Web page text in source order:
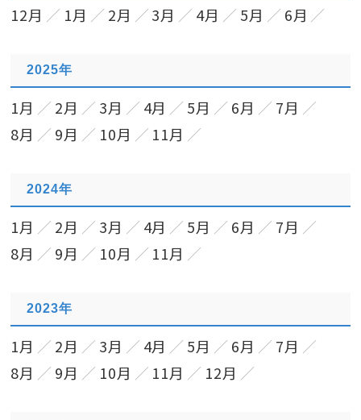
12月 1月 2月 3月 4月 5月 6月
2025年
1月 2月 3月 4月 5月 6月
7月
8月
9月 10月 11月
2024年
1月 2月 3月 4月 5月 6月
7月
8月
9月 10月 11月
2023年
1月 2月 3月 4月 5月 6月
7月
8月
9月 10月 11月 12月